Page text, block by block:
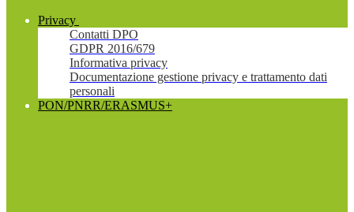
Privacy
Contatti DPO
GDPR 2016/679
Informativa privacy
Documentazione gestione privacy e trattamento dati
personali
PON/PNRR/ERASMUS+